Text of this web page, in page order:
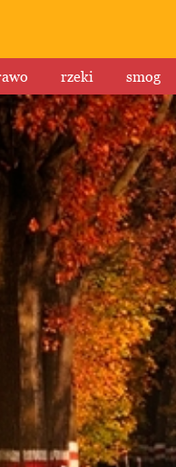
rzeki smog